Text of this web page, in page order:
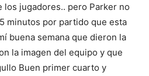
los jugadores.. pero Parker no
minutos por partido que esta
buena semana que dieron la
la imagen del equipo y que
Buen primer cuarto y